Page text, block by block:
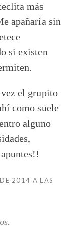
más
apañaría sin
si existen
el grupito
como suele
alguno
2014 A LAS